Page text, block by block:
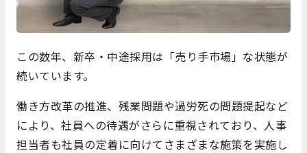
この数年、新卒・中途採用は「売り手市場」な状態が
続いています。
働き方改革の推進、残業問題や過労死の問題提起など
により、社員への待遇がさらに重視されており、人事
担当者も社員の定着に向けてさまざまな施策を実施し